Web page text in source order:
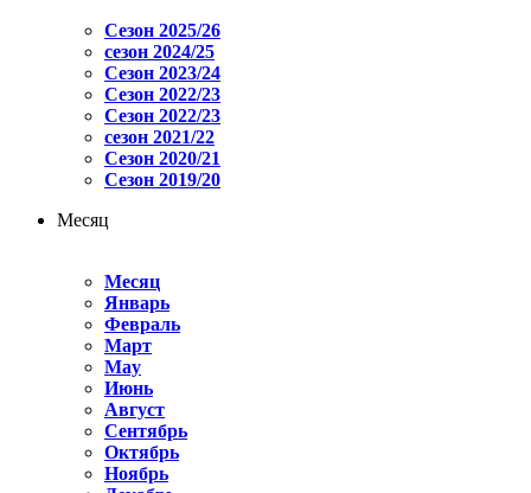
Сезон 2025/26
сезон 2024/25
Сезон 2023/24
Сезон 2022/23
Сезон 2022/23
сезон 2021/22
Сезон 2020/21
Сезон 2019/20
Месяц
Месяц
Январь
Февраль
Март
May
Июнь
Август
Сентябрь
Октябрь
Ноябрь